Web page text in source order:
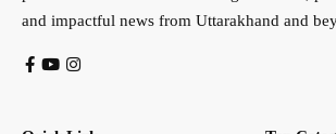
and impactful news from Uttarakhand and